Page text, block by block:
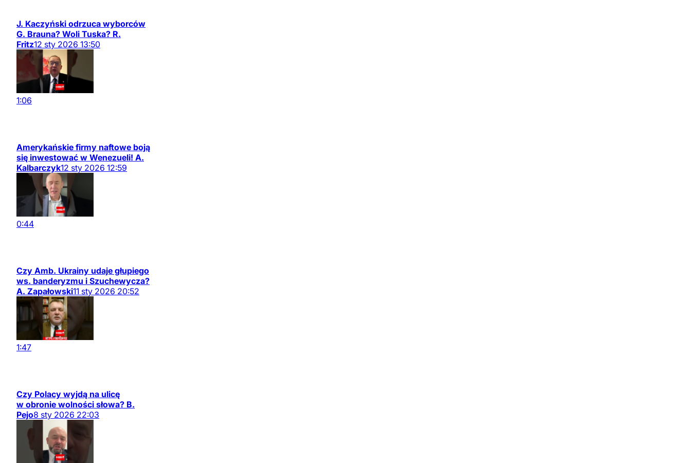
J. Kaczyński odrzuca wyborców
G. Brauna? Woli Tuska? R.
Fritz12 sty 2026 13:50
1:06
Amerykańskie firmy naftowe boją
się inwestować w Wenezueli! A.
Kalbarczyk12 sty 2026 12:59
0:44
Czy Amb. Ukrainy udaje głupiego
ws. banderyzmu i Szuchewycza?
A. Zapałowski11 sty 2026 20:52
1:47
Czy Polacy wyjdą na ulicę
w obronie wolności słowa? B.
Pejo8 sty 2026 22:03